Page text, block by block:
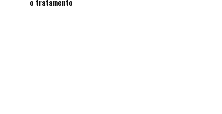
o tratamento